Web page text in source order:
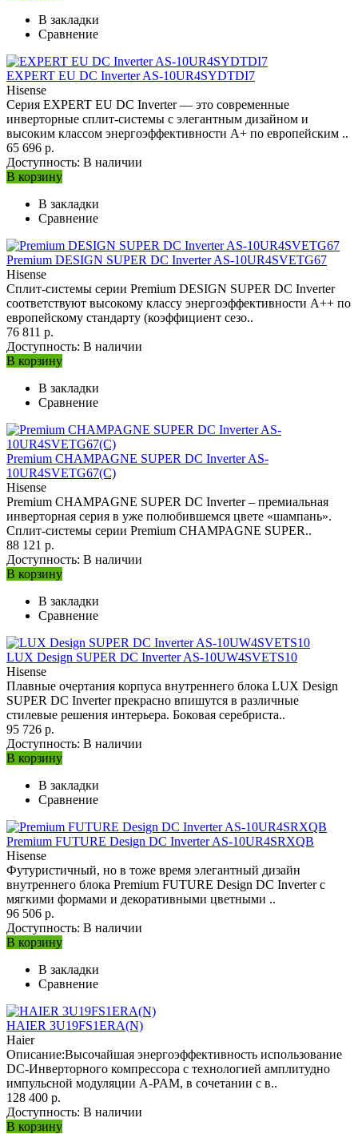
В закладки
Сравнение
EXPERT EU DC Inverter AS-10UR4SYDTDI7
Hisense
Серия EXPERT EU DC Inverter — это современные
инверторные сплит-системы с элегантным дизайном и
высоким классом энергоэффективности А+ по европейским ..
65 696 р.
Доступность: В наличии
В корзину
В закладки
Сравнение
Premium DESIGN SUPER DC Inverter AS-10UR4SVETG67
Hisense
Сплит-системы серии Premium DESIGN SUPER DC Inverter
соответствуют высокому классу энергоэффективности A++ по
европейскому стандарту (коэффициент сезо..
76 811 р.
Доступность: В наличии
В корзину
В закладки
Сравнение
Premium CHAMPAGNE SUPER DC Inverter AS-
10UR4SVETG67(C)
Hisense
Premium CHAMPAGNE SUPER DC Inverter – премиальная
инверторная серия в уже полюбившемся цвете «шампань».
Сплит-системы серии Premium CHAMPAGNE SUPER..
88 121 р.
Доступность: В наличии
В корзину
В закладки
Сравнение
LUX Design SUPER DC Inverter AS-10UW4SVETS10
Hisense
Плавные очертания корпуса внутреннего блока LUX Design
SUPER DC Inverter прекрасно впишутся в различные
стилевые решения интерьера. Боковая серебриста..
95 726 р.
Доступность: В наличии
В корзину
В закладки
Сравнение
Premium FUTURE Design DC Inverter AS-10UR4SRXQB
Hisense
Футуристичный, но в тоже время элегантный дизайн
внутреннего блока Premium FUTURE Design DC Inverter с
мягкими формами и декоративными цветными ..
96 506 р.
Доступность: В наличии
В корзину
В закладки
Сравнение
HAIER 3U19FS1ERA(N)
Haier
Описание:Высочайшая энергоэффективность использование
DC-Инверторного компрессора с технологией амплитудно
импульсной модуляции A-PAM, в сочетании с в..
128 400 р.
Доступность: В наличии
В корзину